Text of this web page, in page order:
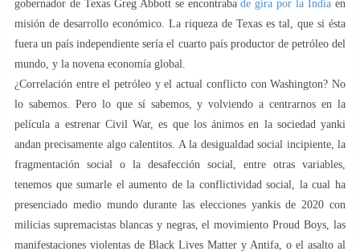
gobernador de Texas Greg Abbott se encontrabade gira por la India en
misión de desarrollo económico. La riqueza de Texas es tal, que si ésta
fuera un país independiente sería el cuarto país productor de petróleo del
mundo, y la novena economía global.
¿Correlación entre el petróleo y el actual conflicto con Washington? No
lo sabemos. Pero lo que sí sabemos, y volviendo a centrarnos en la
película a estrenar Civil War, es que los ánimos en la sociedad yanki
andan precisamente algo calentitos. A la desigualdad social incipiente, la
fragmentación social o la desafección social, entre otras variables,
tenemos que sumarle el aumento de la conflictividad social, la cual ha
presenciado medio mundo durante las elecciones yankis de 2020 con
milicias supremacistas blancas y negras, el movimiento Proud Boys, las
manifestaciones violentas de Black Lives Matter y Antifa, o el asalto al